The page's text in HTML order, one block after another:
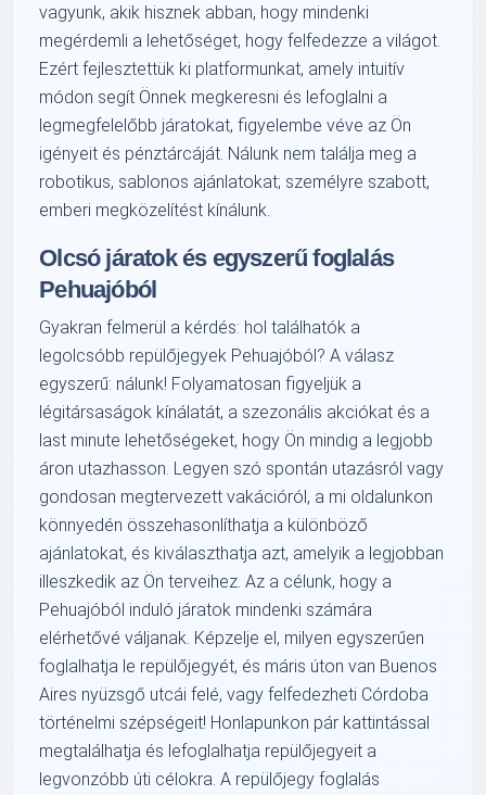
vagyunk, akik hisznek abban, hogy mindenki
megérdemli a lehetőséget, hogy felfedezze a világot.
Ezért fejlesztettük ki platformunkat, amely intuitív
módon segít Önnek megkeresni és lefoglalni a
legmegfelelőbb járatokat, figyelembe véve az Ön
igényeit és pénztárcáját. Nálunk nem találja meg a
robotikus, sablonos ajánlatokat; személyre szabott,
emberi megközelítést kínálunk.
Olcsó járatok és egyszerű foglalás
Pehuajóból
Gyakran felmerül a kérdés: hol találhatók a
legolcsóbb repülőjegyek Pehuajóból? A válasz
egyszerű: nálunk! Folyamatosan figyeljük a
légitársaságok kínálatát, a szezonális akciókat és a
last minute lehetőségeket, hogy Ön mindig a legjobb
áron utazhasson. Legyen szó spontán utazásról vagy
gondosan megtervezett vakációról, a mi oldalunkon
könnyedén összehasonlíthatja a különböző
ajánlatokat, és kiválaszthatja azt, amelyik a legjobban
illeszkedik az Ön terveihez. Az a célunk, hogy a
Pehuajóból induló járatok mindenki számára
elérhetővé váljanak. Képzelje el, milyen egyszerűen
foglalhatja le repülőjegyét, és máris úton van Buenos
Aires nyüzsgő utcái felé, vagy felfedezheti Córdoba
történelmi szépségeit! Honlapunkon pár kattintással
megtalálhatja és lefoglalhatja repülőjegyeit a
legvonzóbb úti célokra. A repülőjegy foglalás